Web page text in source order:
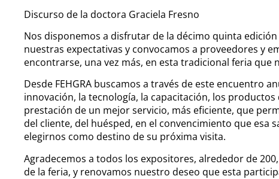
Discurso de la doctora Graciela Fresno
Nos disponemos a disfrutar de la décimo quinta
nuestras expectativas y convocamos a proveedores y
encontrarse, una vez más, en esta tradicional feria que
Desde FEHGRA buscamos a través de este encuentro
innovación, la tecnología, la capacitación, los
prestación de un mejor servicio, más eficiente, que
del cliente, del huésped, en el convencimiento que esa
elegirnos como destino de su próxima visita.
Agradecemos a todos los expositores, alrededor de
de la feria, y renovamos nuestro deseo que esta